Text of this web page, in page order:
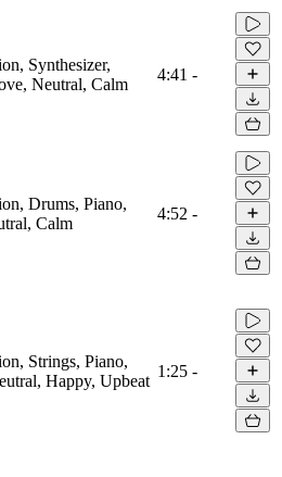
Synthesizer,
Neutral, Calm
4:41 -
Drums, Piano,
Calm
4:52 -
Strings, Piano,
Happy, Upbeat
1:25 -